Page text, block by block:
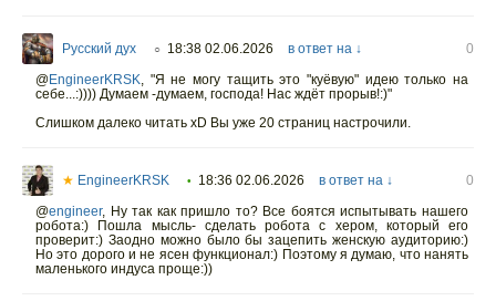
Русский дух ○ 18:38 02.06.2026 в ответ на ↓
0
@EngineerKRSK
"Я не могу тащить это "куёвую" идею только на
себе...:)))) Думаем -думаем, господа! Нас ждёт прорыв!:)"
Слишком далеко читать xD Вы уже 20 страниц настрочили.
★ EngineerKRSK • 18:36 02.06.2026 в ответ на ↓
0
@engineer, Ну так как пришло то? Все боятся испытывать нашего
робота:) Пошла мысль- сделать робота с хером, который его
проверит:) Заодно можно было бы зацепить женскую аудиторию:)
Но это дорого и не ясен функционал:) Поэтому я думаю, что нанять
маленького индуса проще:))